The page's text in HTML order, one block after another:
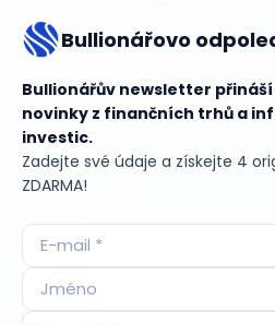
Bullionářovo
Bullionářův newsletter
novinky z finančních trhů a
investic.
Zadejte své údaje a získejte 4
ZDARMA!Aktuální